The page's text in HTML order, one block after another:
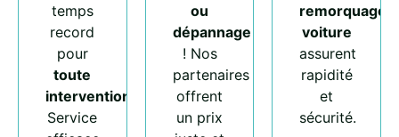
temps
record
pour
toute
intervention
Service
ou
dépannage
! Nos
partenaires
offrent
un prix
remorquage
voiture
assurent
rapidité
et
sécurité.